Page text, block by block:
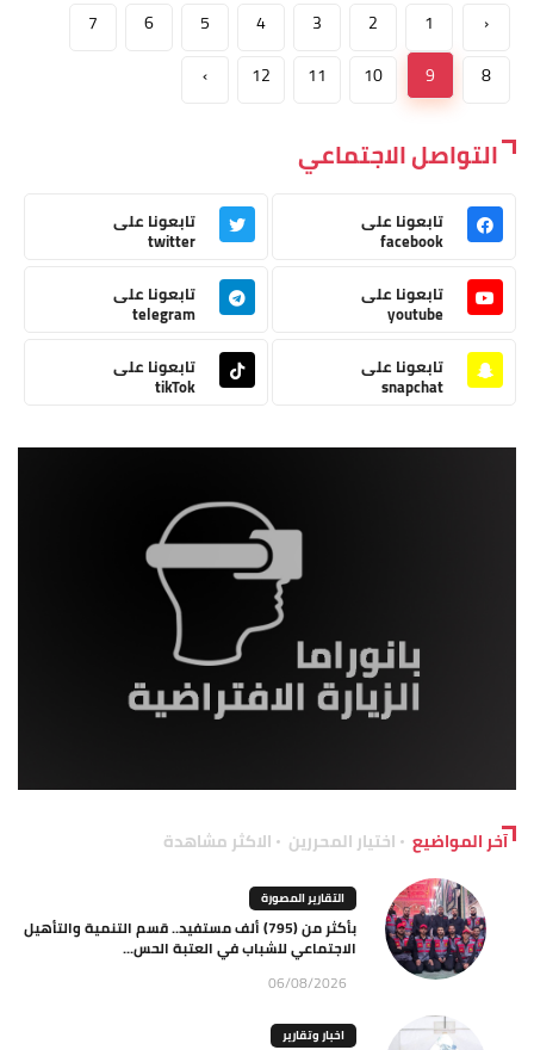
‹
1
2
3
4
5
6
7
8
9
10
11
12
›
التواصل الاجتماعي
تابعونا على
facebook
تابعونا على
twitter
تابعونا على
youtube
تابعونا على
telegram
تابعونا على
snapchat
تابعونا على
tikTok
آخر المواضيع اختيار المحررين الاكثر مشاهدة
التقارير المصورة
بأكثر من (795) ألف مستفيد.. قسم التنمية والتأهيل
الاجتماعي للشباب في العتبة الحس...
06/08/2026
اخبار وتقارير